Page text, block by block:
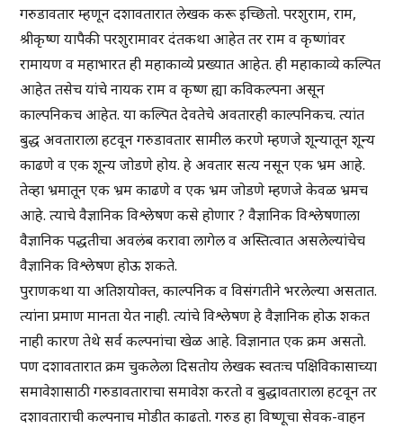
गरुडावतार म्हणून दशावतारात लेखक करू इच्छितो. परशुराम, राम,
श्रीकृष्ण यापैकी परशुरामावर दंतकथा आहेत तर राम व कृष्णांवर
रामायण व महाभारत ही महाकाव्ये प्रख्यात आहेत. ही महाकाव्ये कल्पित
आहेत तसेच यांचे नायक राम व कृष्ण ह्या कविकल्पना असून
काल्पनिकच आहेत. या कल्पित देवतेचे अवतारही काल्पनिकच. त्यांत
बुद्ध अवताराला हटवून गरुडावतार सामील करणे म्हणजे शून्यातून शून्य
काढणे व एक शून्य जोडणे होय. हे अवतार सत्य नसून एक भ्रम आहे.
तेव्हा भ्रमातून एक भ्रम काढणे व एक भ्रम जोडणे म्हणजे केवळ भ्रमच
आहे. त्याचे वैज्ञानिक विश्लेषण कसे होणार ? वैज्ञानिक विश्लेषणाला
वैज्ञानिक पद्धतीचा अवलंब करावा लागेल व अस्तित्वात असलेल्यांचेच
वैज्ञानिक विश्लेषण होऊ शकते.
पुराणकथा या अतिशयोक्त, काल्पनिक व विसंगतीने भरलेल्या असतात.
त्यांना प्रमाण मानता येत नाही. त्यांचे विश्लेषण हे वैज्ञानिक होऊ शकत
नाही कारण तेथे सर्व कल्पनांचा खेळ आहे. विज्ञानात एक क्रम असतो.
पण दशावतारात क्रम चुकलेला दिसतोय लेखक स्वतःच पक्षिविकासाच्या
समावेशासाठी गरुडावताराचा समावेश करतो व बुद्धावताराला हटवून तर
दशावताराची कल्पनाच मोडीत काढतो. गरुड हा विष्णूचा सेवक-वाहन